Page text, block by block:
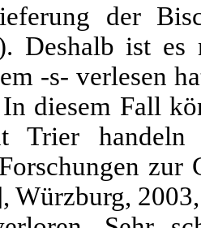
der
Deshalb ist
-s- verlesen
diesem Fall
Trier handeln
zur
Würzburg,